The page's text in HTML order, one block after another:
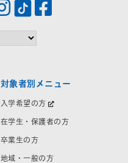
対象者別メニュー
入学希望の方
在学生・保護者の方
卒業生の方
地域・一般の方